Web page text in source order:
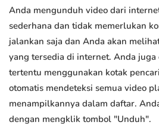
Anda mengunduh video dari
sederhana dan tidak memerlukan
jalankan saja dan Anda akan
yang tersedia di internet. Anda juga
tertentu menggunakan kotak
otomatis mendeteksi semua video
menampilkannya dalam daftar.
dengan mengklik tombol "Unduh".